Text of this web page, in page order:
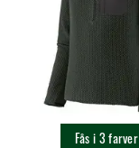
Fås i 3 farver